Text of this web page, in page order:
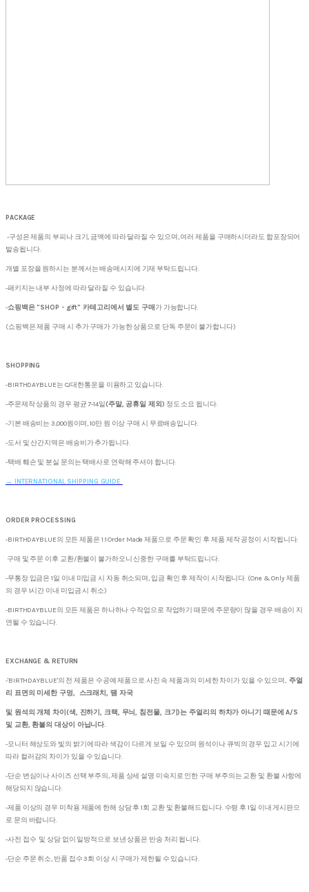
PACKAGE
-구성은 제품의 부피나 크기, 금액에 따라 달라질 수 있으며, 여러 제품을 구매하시더라도 합포장되어
발송됩니다.
개별 포장을 원하시는 분께서는 배송메시지에 기재 부탁드립니다.
-패키지는 내부 사정에 따라 달라질 수 있습니다.
-쇼핑백은 "SHOP - gift" 카테고리에서 별도 구매 가 가능합니다.
(쇼핑백은 제품 구매 시 추가 구매가 가능한 상품으로 단독 주문이 불가합니다)
SHOPPING
-BIRTHDAYBLUE는 CJ대한통운을 이용하고 있습니다.
-주문제작 상품의 경우 평균 7-14일(주말, 공휴일 제외) 정도 소요 됩니다.
-기본 배송비는 3,000원이며, 10만 원 이상 구매 시 무료배송입니다.
-도서 및 산간지역은 배송비가 추가됩니다.
-택배 훼손 및 분실 문의는 택배사로 연락해 주셔야 합니다.
→ INTERNATIONAL SHIPPING GUIDE
ORDER PROCESSING
-BIRTHDAYBLUE의 모든 제품은 1:1 Order Made 제품으로 주문 확인 후 제품 제작 공정이 시작됩니다.
구매 및 주문 이후 교환/환불이 불가하오니 신중한 구매를 부탁드립니다.
-무통장 입금은 1일 이내 미입금 시 자동 취소되며, 입금 확인 후 제작이 시작됩니다. (One & Only 제품
의 경우 1시간 이내 미입금 시 취소)
-BIRTHDAYBLUE의 모든 제품은 하나하나 수작업으로 작업하기 때문에 주문량이 많을 경우 배송이 지
연될 수 있습니다.
EXCHANGE & RETURN
-'BIRTHDAYBLUE'의 전 제품은 수공예 제품으로 사진 속 제품과의 미세한 차이가 있을 수 있으며, 주얼
리 표면의 미세한 구멍, 스크래치, 땜 자국
및 원석의 개체 차이(색, 진하기, 크랙, 무늬, 침전물, 크기)는 주얼리의 하차가 아니기 때문에 A/S
및 교환, 환불의 대상이 아닙니다.
-모니터 해상도와 빛의 밝기에 따라 색감이 다르게 보일 수 있으며 원석이나 큐빅의 경우 입고 시기에
따라 컬러감의 차이가 있을 수 있습니다.
-단순 변심이나 사이즈 선택 부주의, 제품 상세 설명 미숙지로 인한 구매 부주의는 교환 및 환불 사항에
해당되지 않습니다.
-제품 이상의 경우 미착용 제품에 한해 상담 후 1회 교환 및 환불해드립니다. 수령 후 1일 이내 게시판으
로 문의 바랍니다.
-사전 접수 및 상담 없이 일방적으로 보낸 상품은 반송 처리 됩니다.
-단순 주문 취소, 반품 접수 3회 이상 시 구매가 제한될 수 있습니다.